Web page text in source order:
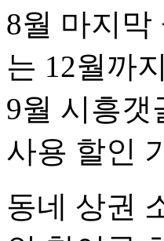
8월 마지막
는 12월까
9월 시흥갯
사용 할인
동네 상권